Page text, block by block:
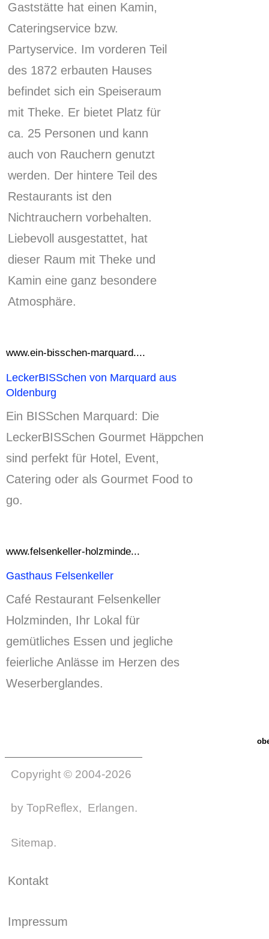
Gaststätte hat einen Kamin,
Cateringservice bzw.
Partyservice. Im vorderen Teil
des 1872 erbauten Hauses
befindet sich ein Speiseraum
mit Theke. Er bietet Platz für
ca. 25 Personen und kann
auch von Rauchern genutzt
werden. Der hintere Teil des
Restaurants ist den
Nichtrauchern vorbehalten.
Liebevoll ausgestattet, hat
dieser Raum mit Theke und
Kamin eine ganz besondere
Atmosphäre.
www.ein-bisschen-marquard....
LeckerBISSchen von Marquard aus
Oldenburg
Ein BISSchen Marquard: Die
LeckerBISSchen Gourmet Häppchen
sind perfekt für Hotel, Event,
Catering oder als Gourmet Food to
go.
www.felsenkeller-holzminde...
Gasthaus Felsenkeller
Café Restaurant Felsenkeller
Holzminden, Ihr Lokal für
gemütliches Essen und jegliche
feierliche Anlässe im Herzen des
Weserberglandes.
Copyright © 2004-2026
by TopReflex, Erlangen.
Sitemap.
Kontakt
Impressum